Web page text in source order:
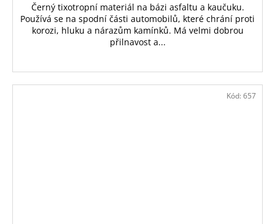
Černý tixotropní materiál na bázi asfaltu a kaučuku.
Používá se na spodní části automobilů, které chrání proti
korozi, hluku a nárazům kamínků. Má velmi dobrou
přilnavost a...
Kód: 657